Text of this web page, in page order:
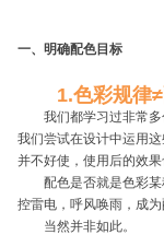
一、明确配色目标
1.色彩规律
我们都学习过非常
我们尝试在设计中运用
并不好使，使用后的效
配色是否就是色彩
控雷电，呼风唤雨，成
当然并非如此。